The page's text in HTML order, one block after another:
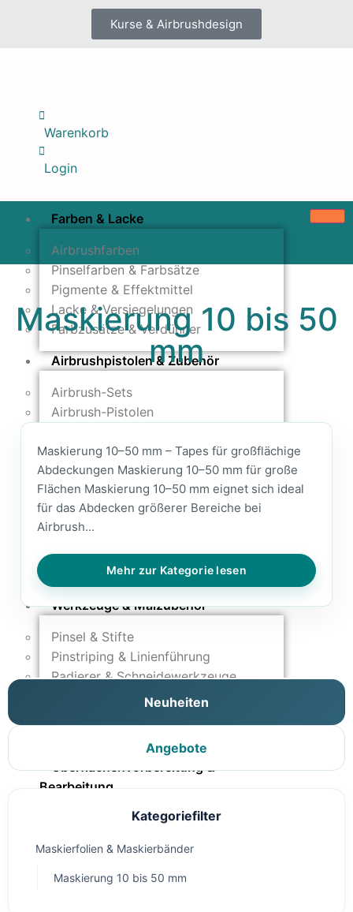
Kurse & Airbrushdesign
Warenkorb
Login
Farben & Lacke
Airbrushfarben
Pinselfarben & Farbsätze
Pigmente & Effektmittel
Lacke & Versiegelungen
Farbzusätze & Verdünner
Airbrushpistolen & Zubehör
Airbrush-Sets
Airbrush-Pistolen
Ersatzteile & Tuning
Kompressoren & Lufttechnik
Kompressoren
Schläuche & Kupplungen
Anschlüsse & Verschraubungen
Luftfilter & Druckregler
Werkzeuge & Malzubehör
Pinsel & Stifte
Pinstriping & Linienführung
Radierer & Schneidewerkzeuge
Plotter & Zubehör
Oberflächenvorbereitung &
Bearbeitung
Spachtelmasse & Sprühspachtel
Sandstrahlen & Spezialbehandlungen
Maskierung & Schablonen
Maskierung 10 bis 50
mm
Maskierung 10–50 mm – Tapes für großflächige
Abdeckungen Maskierung 10–50 mm für große
Flächen Maskierung 10–50 mm eignet sich ideal
für das Abdecken größerer Bereiche bei
Airbrush...
Mehr zur Kategorie lesen
Neuheiten
Angebote
Kategoriefilter
Maskierfolien & Maskierbänder
Maskierung 10 bis 50 mm